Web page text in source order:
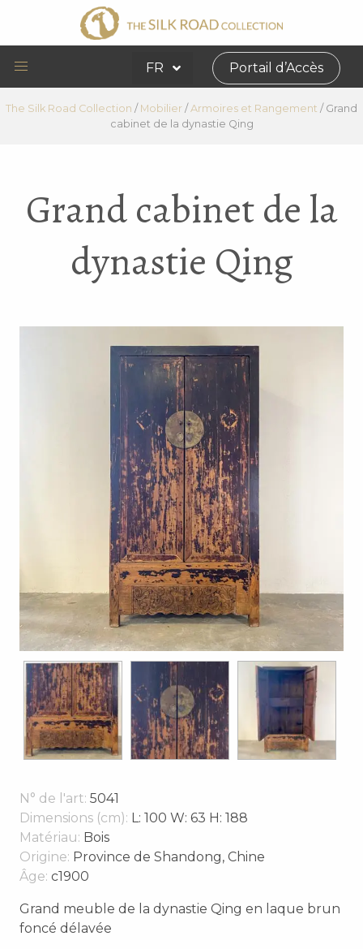
FR Portail d’Accès
The Silk Road Collection / Mobilier / Armoires et Rangement / Grand
cabinet de la dynastie Qing
Grand cabinet de la
dynastie Qing
N° de l'art: 5041
Dimensions (cm): L: 100 W: 63 H: 188
Matériau: Bois
Origine: Province de Shandong, Chine
Âge: c1900
Grand meuble de la dynastie Qing en laque brun
foncé délavée